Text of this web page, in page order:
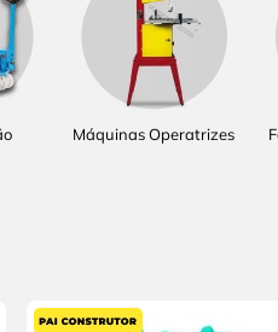
Máquinas Operatrizes